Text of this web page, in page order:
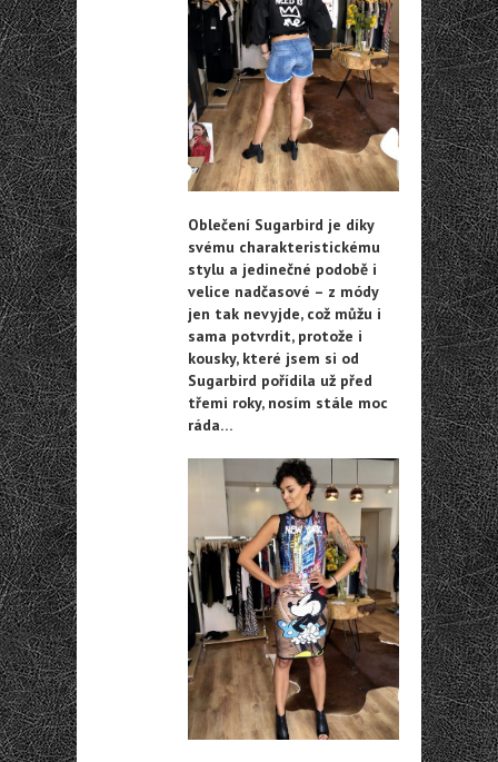
Oblečení Sugarbird je díky
svému charakteristickému
stylu a jedinečné podobě i
velice nadčasové – z módy
jen tak nevyjde, což můžu i
sama potvrdit, protože i
kousky, které jsem si od
Sugarbird pořídila už před
třemi roky, nosím stále moc
ráda…